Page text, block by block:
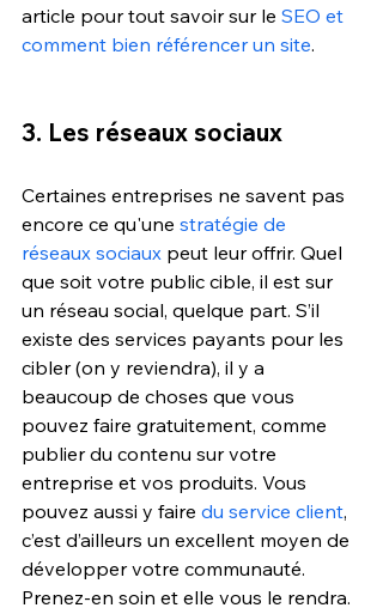
article pour tout savoir sur le SEO et
comment bien référencer un site.
3. Les réseaux sociaux
Certaines entreprises ne savent pas
encore ce qu'une stratégie de
réseaux sociaux peut leur offrir. Quel
que soit votre public cible, il est sur
un réseau social, quelque part. S’il
existe des services payants pour les
cibler (on y reviendra), il y a
beaucoup de choses que vous
pouvez faire gratuitement, comme
publier du contenu sur votre
entreprise et vos produits. Vous
pouvez aussi y faire du service client,
c’est d’ailleurs un excellent moyen de
développer votre communauté.
Prenez-en soin et elle vous le rendra.